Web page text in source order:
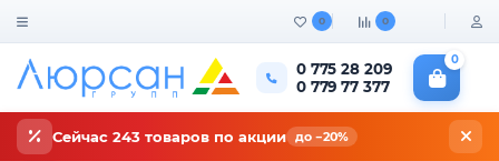
0 0
0 775 28 209
0 779 77 377
0
Сейчас 243 товаров по акции до −20%